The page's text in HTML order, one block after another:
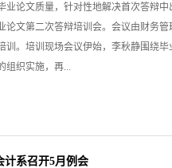
业论文质量，针对性地解决首次答辩
论文第二次答辩培训会。会议由财务
训。培训现场会议伊始，李秋静围绕
组织实施，再...
系召开5月例会